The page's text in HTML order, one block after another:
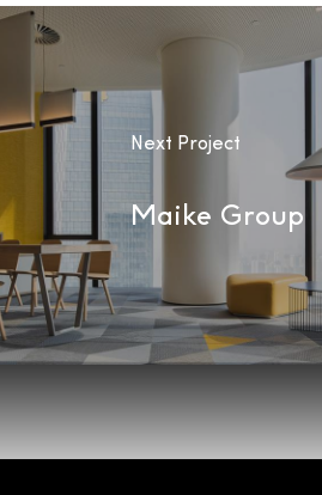
Next Project
Maike Group